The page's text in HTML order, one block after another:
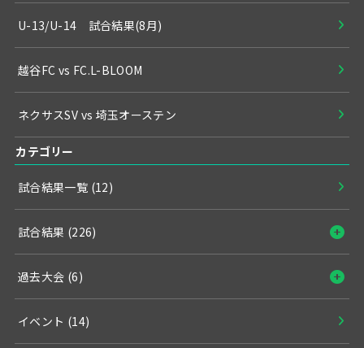
U-13/U-14 試合結果(8月)
越谷FC vs FC.L-BLOOM
ネクサスSV vs 埼玉オーステン
カテゴリー
試合結果一覧 (12)
試合結果 (226)
過去大会 (6)
イベント (14)